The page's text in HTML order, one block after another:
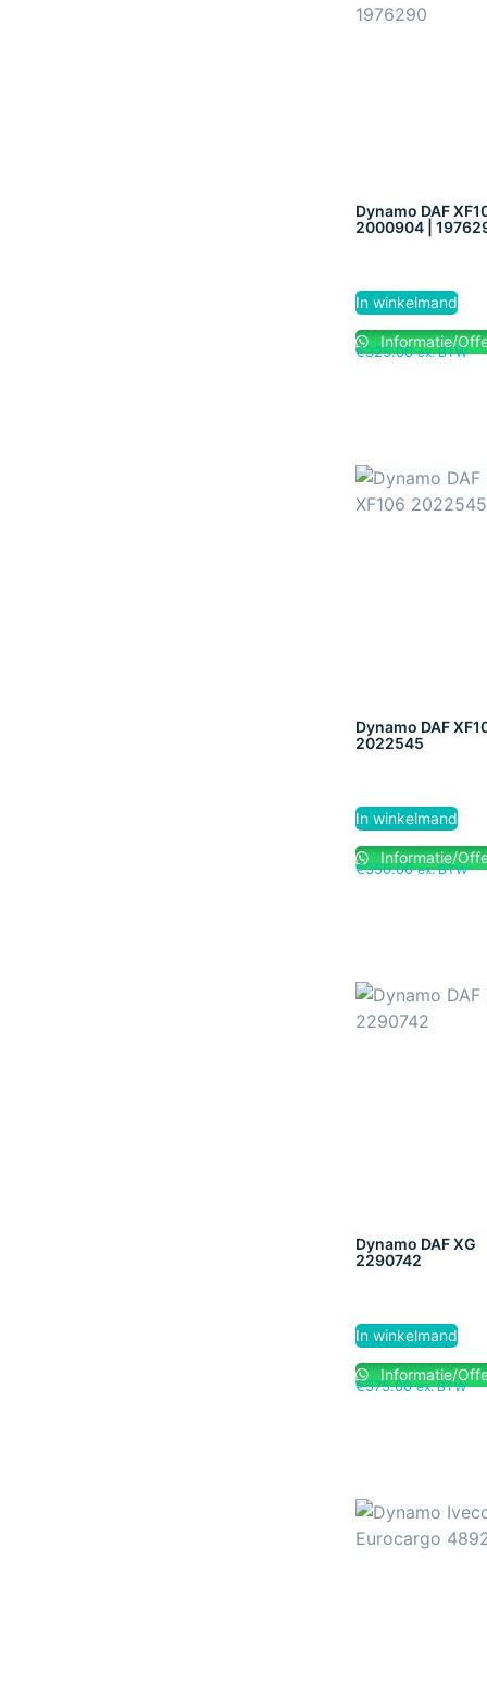
Dynamo DAF
2000904 |
€325.00 ex. BTW
In winkelmand
Informatie/
Dynamo DAF
2022545
€350.00 ex. BTW
In winkelmand
Informatie/
Dynamo DAF XG
2290742
€575.00 ex. BTW
In winkelmand
Informatie/